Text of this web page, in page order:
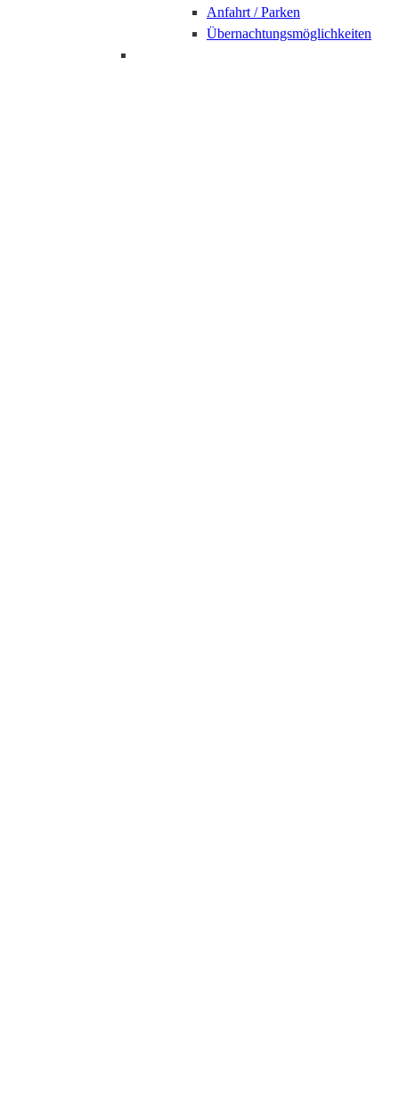
Anfahrt / Parken
Übernachtungsmöglichkeiten